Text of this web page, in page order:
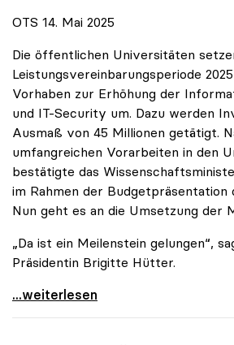
OTS 14. Mai 2025
Die öffentlichen Universitäten
Leistungsvereinbarungsperiode
Vorhaben zur Erhöhung der
und IT-Security um. Dazu werden
Ausmaß von 45 Millionen getätigt.
umfangreichen Vorarbeiten in den
bestätigte das
im Rahmen der Budgetpräsentation
Nun geht es an die Umsetzung der
„Da ist ein Meilenstein gelungen“,
Präsidentin Brigitte Hütter.
Universitäten wappnen sich gegen
...weiterlesen